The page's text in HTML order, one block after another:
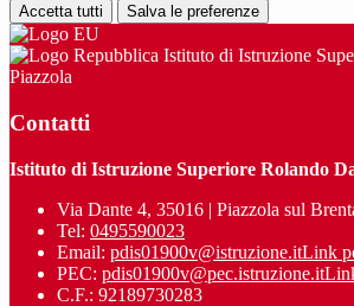
Accetta tutti Salva le preferenze
Istituto di Istruzione
Piazzola
Contatti
Istituto di Istruzione Superiore Rolando
Via Dante 4, 35016 | Piazzola sul
Tel: 0495590023
Email: pdis01900v@istruzione.itLink
PEC: pdis01900v@pec.istruzione.it
C.F.: 92189730283